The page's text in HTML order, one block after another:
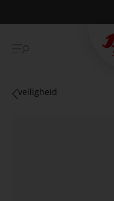
Betaal achteraf met
veiligheid